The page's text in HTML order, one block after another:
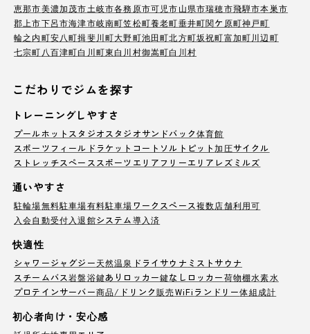
恵那市美濃加茂市土岐市各務原市可児市山県市瑞穂市飛騨市本巣市
郡上市下呂市海津市岐南町笠松町養老町垂井町関ケ原町神戸町
輪之内町安八町揖斐川町大野町池田町北方町坂祝町富加町川辺町
七宗町 八百津町白川町東白川村御嵩町白川村
こだわりでジムを探す
トレーニングしやすさ
プールホットスタジオ スタジオサンドバック体育館
スポーツフィールド ラケットコート ソルトピット加圧サイクル
ストレッチスペース スポーツエリア フリーエリア レズミルズ
通いやすさ
駐輪場無料駐車場有料駐車場ワークスペース複数店舗利用可
入会自動受付 入退館システム導入済
快適性
シャワージャグジー天然温泉 ドライサウナ ミストサウナ
スチームバス岩盤浴鍵ありロッカー鍵なしロッカー荷物棚水素水
プロテインサーバー商品/ドリンク販売WiFi ランドリー体組成計
初心者向け・安心感